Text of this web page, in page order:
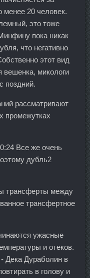
менее 20 человек.
это тоже
пока никак
что негативно
этот вид
вешенка, микологи
поздний.
рассматривают
промежутках
Все же очень
дубль2
трансферты между
трансфертное
ужасные
и отеков.
Дека Дураболин в
в голову и